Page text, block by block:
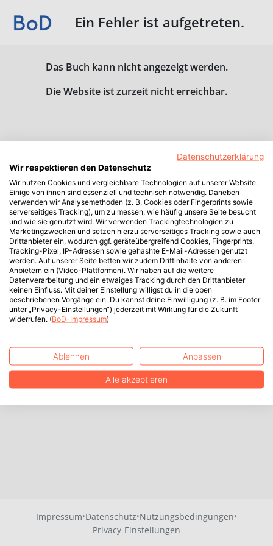
Ein Fehler ist aufgetreten.
Das Buch kann nicht angezeigt werden.
Die Website ist zurzeit nicht erreichbar.
Impressum·Datenschutz·Nutzungsbedingungen·
Privacy-Einstellungen
Datenschutzerklärung
Wir respektieren den Datenschutz
Wir nutzen Cookies und vergleichbare Technologien auf unserer Website.
Einige von ihnen sind essenziell und technisch notwendig. Daneben
verwenden wir Analysemethoden (z. B. Cookies oder Fingerprints sowie
serverseitiges Tracking), um zu messen, wie häufig unsere Seite besucht
und wie sie genutzt wird. Wir verwenden Trackingtechnologien zu
Marketingzwecken und setzen hierzu serverseitiges Tracking sowie auch
Drittanbieter ein, wodurch ggf. geräteübergreifend Cookies, Fingerprints,
Tracking-Pixel, IP-Adressen sowie gehashte E-Mail-Adressen genutzt
werden. Auf unserer Seite betten wir zudem Drittinhalte von anderen
Anbietern ein (Video-Plattformen). Wir haben auf die weitere
Datenverarbeitung und ein etwaiges Tracking durch den Drittanbieter
keinen Einfluss. Mit deiner Einstellung willigst du in die oben
beschriebenen Vorgänge ein. Du kannst deine Einwilligung (z. B. im Footer
unter „Privacy-Einstellungen“) jederzeit mit Wirkung für die Zukunft
widerrufen. (BoD-Impressum)
Ablehnen Anpassen
Alle akzeptieren